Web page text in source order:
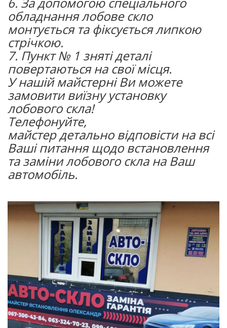
обладнання лобове скло
монтується та фіксується липкою
стрічкою.
7. Пункт № 1 зняті деталі
повертаються на свої місця.
У нашій майстерні Ви можете
замовити виїзну установку
лобового скла!
Телефонуйте,
майстер детально відповісти на всі
Ваші питання щодо встановлення
та заміни лобового скла на Ваш
автомобіль.